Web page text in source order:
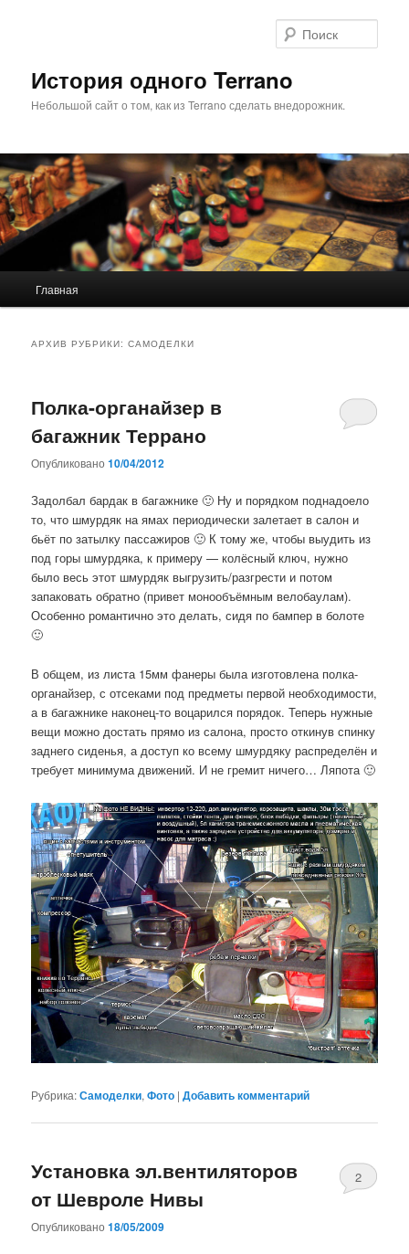
История одного Terrano
Небольшой сайт о том, как из Terrano сделать внедорожник.
Главная
АРХИВ РУБРИКИ:САМОДЕЛКИ
Полка-органайзер в
багажник Террано
Опубликовано10/04/2012
Задолбал бардак в багажнике 🙂 Ну и порядком поднадоело
то, что шмурдяк на ямах периодически залетает в салон и
бьёт по затылку пассажиров 🙂 К тому же, чтобы выудить из
под горы шмурдяка, к примеру — колёсный ключ, нужно
было весь этот шмурдяк выгрузить/разгрести и потом
запаковать обратно (привет монообъёмным велобаулам).
Особенно романтично это делать, сидя по бампер в болоте
🙂
В общем, из листа 15мм фанеры была изготовлена полка-
органайзер, с отсеками под предметы первой необходимости,
а в багажнике наконец-то воцарился порядок. Теперь нужные
вещи можно достать прямо из салона, просто откинув спинку
заднего сиденья, а доступ ко всему шмурдяку распределён и
требует минимума движений. И не гремит ничего… Ляпота 🙂
Рубрика:Самоделки,Фото |Добавить комментарий
Установка эл.вентиляторов
от Шевроле Нивы
Опубликовано18/05/2009
2